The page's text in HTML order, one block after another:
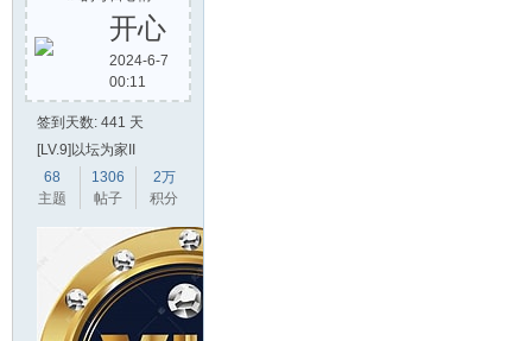
开心
2024-6-7
00:11
签到天数: 441 天
[LV.9]以坛为家II
68
主题
1306
帖子
2万
积分